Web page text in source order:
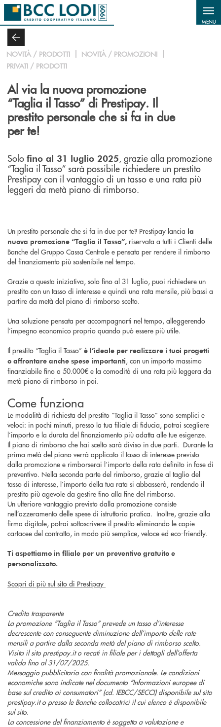
Salta al contenuto principale
MENU
NOVITÀ / PRODOTTI
NOVITÀ / PROMOZIONI
PRIVATI / PRODOTTI
Al via la nuova promozione
“Taglia il Tasso” di Prestipay. Il
prestito personale che si fa in due
per te!
Solo fino al 31 luglio 2025, grazie alla promozione
“Taglia il Tasso” sarà possibile richiedere un prestito
Prestipay con il vantaggio di un tasso e una rata più
leggeri da metà piano di rimborso.
Un prestito personale che si fa in due per te? Prestipay lancia la
nuova promozione “Taglia il Tasso”, riservata a tutti i Clienti delle
Banche del Gruppo Cassa Centrale e pensata per rendere il rimborso
del finanziamento più sostenibile nel tempo.
Grazie a questa iniziativa, solo fino al 31 luglio, puoi richiedere un
prestito con un tasso di interesse e quindi una rata mensile, più bassi a
partire da metà del piano di rimborso scelto.
Una soluzione pensata per accompagnarti nel tempo, alleggerendo
l’impegno economico proprio quando può essere più utile.
Il prestito “Taglia il Tasso” è l’ideale per realizzare i tuoi progetti
o affrontare anche spese importanti, con un importo massimo
finanziabile fino a 50.000€ e la comodità di una rata più leggera da
metà piano di rimborso in poi.
Come funziona
Le modalità di richiesta del prestito “Taglia il Tasso” sono semplici e
veloci: in pochi minuti, presso la tua filiale di fiducia, potrai scegliere
l’importo e la durata del finanziamento più adatta alle tue esigenze.
Il piano di rimborso che hai scelto sarà diviso in due parti. Durante la
prima metà del piano verrà applicato il tasso di interesse previsto
dalla promozione e rimborserai l’importo della rata definito in fase di
preventivo. Nella seconda parte del rimborso, grazie al taglio del
tasso di interesse, l’importo della tua rata si abbasserà, rendendo il
prestito più agevole da gestire fino alla fine del rimborso.
Un ulteriore vantaggio previsto dalla promozione consiste
nell’azzeramento delle spese di istruttoria pratica. Inoltre, grazie alla
firma digitale, potrai sottoscrivere il prestito eliminando le copie
cartacee del contratto, in modo più semplice, veloce ed eco-friendly.
Ti aspettiamo in filiale per un preventivo gratuito e
personalizzato.
Scopri di più sul sito di Prestipay
Credito trasparente
La promozione “Taglia il Tasso” prevede un tasso d’interesse
decrescente con conseguente diminuzione dell’importo delle rate
mensili a partire dalla seconda metà del piano di rimborso scelto.
Visita il sito prestipay.it o recati in filiale per i dettagli dell’offerta
valida fino al 31/07/2025.
Messaggio pubblicitario con finalità promozionale. Le condizioni
economiche sono indicate nel documento “Informazioni europee di
base sul credito ai consumatori” (cd. IEBCC/SECCI) disponibile sul sito
prestipay.it o presso le Banche collocatrici il cui elenco è disponibile
sul sito.
La concessione del finanziamento è soggetta a valutazione e